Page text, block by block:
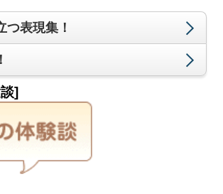
つ表現集！
]